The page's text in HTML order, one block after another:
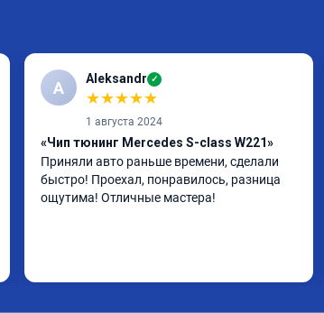
A Aleksandr ✓
★★★★★
1 августа 2024
«Чип тюнинг Mercedes S-class W221»
Приняли авто раньше времени, сделали
быстро! Проехал, понравилось, разница
ощутима! Отличные мастера!